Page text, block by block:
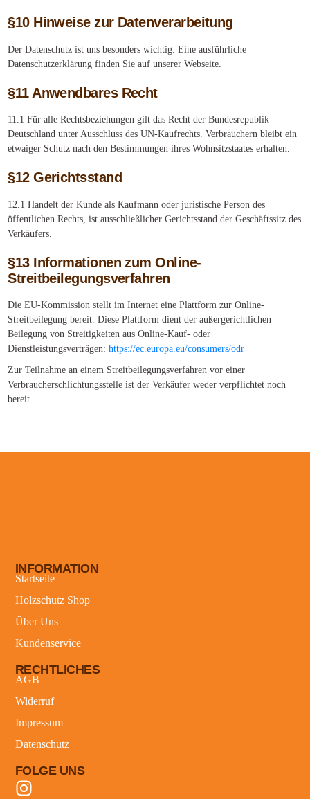
§10 Hinweise zur Datenverarbeitung
Der Datenschutz ist uns besonders wichtig. Eine ausführliche
Datenschutzerklärung finden Sie auf unserer Webseite.
§11 Anwendbares Recht
11.1 Für alle Rechtsbeziehungen gilt das Recht der Bundesrepublik
Deutschland unter Ausschluss des UN-Kaufrechts. Verbrauchern bleibt ein
etwaiger Schutz nach den Bestimmungen ihres Wohnsitzstaates erhalten.
§12 Gerichtsstand
12.1 Handelt der Kunde als Kaufmann oder juristische Person des
öffentlichen Rechts, ist ausschließlicher Gerichtsstand der Geschäftssitz des
Verkäufers.
§13 Informationen zum Online-
Streitbeilegungsverfahren
Die EU-Kommission stellt im Internet eine Plattform zur Online-
Streitbeilegung bereit. Diese Plattform dient der außergerichtlichen
Beilegung von Streitigkeiten aus Online-Kauf- oder
Dienstleistungsverträgen:https://ec.europa.eu/consumers/odr
Zur Teilnahme an einem Streitbeilegungsverfahren vor einer
Verbraucherschlichtungsstelle ist der Verkäufer weder verpflichtet noch
bereit.
INFORMATION
Startseite
Holzschutz Shop
Über Uns
Kundenservice
RECHTLICHES
AGB
Widerruf
Impressum
Datenschutz
FOLGE UNS